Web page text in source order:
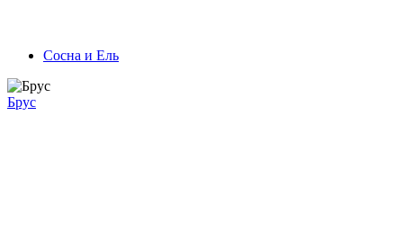
Сосна и Ель
Брус